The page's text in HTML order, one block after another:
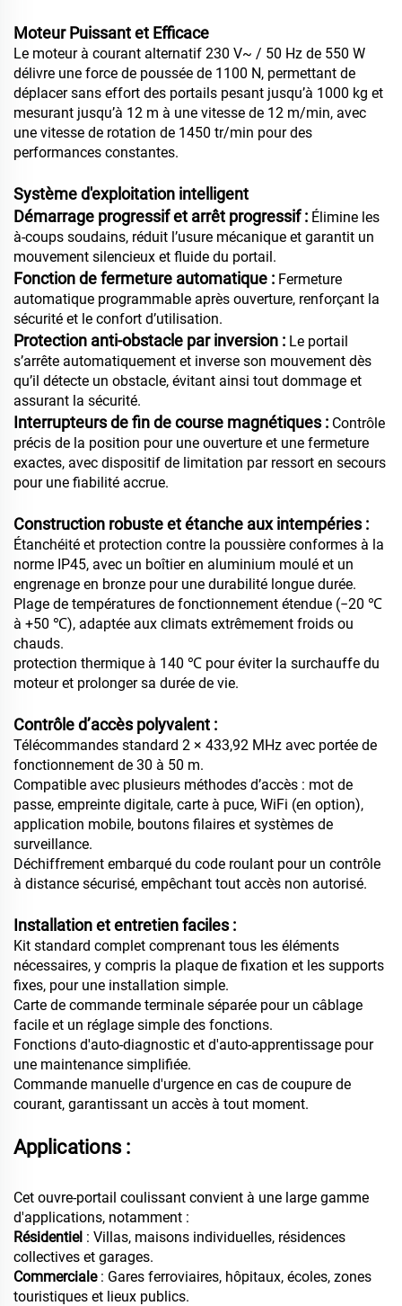
Moteur Puissant et Efficace
Le moteur à courant alternatif 230 V~ / 50 Hz de 550 W
délivre une force de poussée de 1100 N, permettant de
déplacer sans effort des portails pesant jusqu’à 1000 kg et
mesurant jusqu’à 12 m à une vitesse de 12 m/min, avec
une vitesse de rotation de 1450 tr/min pour des
performances constantes.
Système d'exploitation intelligent
Démarrage progressif et arrêt progressif : Élimine les
à-coups soudains, réduit l’usure mécanique et garantit un
mouvement silencieux et fluide du portail.
Fonction de fermeture automatique : Fermeture
automatique programmable après ouverture, renforçant la
sécurité et le confort d’utilisation.
Protection anti-obstacle par inversion : Le portail
s’arrête automatiquement et inverse son mouvement dès
qu’il détecte un obstacle, évitant ainsi tout dommage et
assurant la sécurité.
Interrupteurs de fin de course magnétiques : Contrôle
précis de la position pour une ouverture et une fermeture
exactes, avec dispositif de limitation par ressort en secours
pour une fiabilité accrue.
Construction robuste et étanche aux intempéries :
Étanchéité et protection contre la poussière conformes à la
norme IP45, avec un boîtier en aluminium moulé et un
engrenage en bronze pour une durabilité longue durée.
Plage de températures de fonctionnement étendue (−20 ℃
à +50 ℃), adaptée aux climats extrêmement froids ou
chauds.
protection thermique à 140 ℃ pour éviter la surchauffe du
moteur et prolonger sa durée de vie.
Contrôle d’accès polyvalent :
Télécommandes standard 2 × 433,92 MHz avec portée de
fonctionnement de 30 à 50 m.
Compatible avec plusieurs méthodes d’accès : mot de
passe, empreinte digitale, carte à puce, WiFi (en option),
application mobile, boutons filaires et systèmes de
surveillance.
Déchiffrement embarqué du code roulant pour un contrôle
à distance sécurisé, empêchant tout accès non autorisé.
Installation et entretien faciles :
Kit standard complet comprenant tous les éléments
nécessaires, y compris la plaque de fixation et les supports
fixes, pour une installation simple.
Carte de commande terminale séparée pour un câblage
facile et un réglage simple des fonctions.
Fonctions d'auto-diagnostic et d'auto-apprentissage pour
une maintenance simplifiée.
Commande manuelle d'urgence en cas de coupure de
courant, garantissant un accès à tout moment.
Applications :
Cet ouvre-portail coulissant convient à une large gamme
d'applications, notamment :
Résidentiel : Villas, maisons individuelles, résidences
collectives et garages.
Commerciale : Gares ferroviaires, hôpitaux, écoles, zones
touristiques et lieux publics.